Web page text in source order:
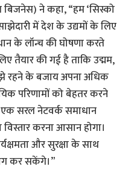
ने कहा, “हम ‘सिस्को
में देश के उद्यमों के लिए
के लॉन्च की घोषणा करते
तैयार की गई है ताकि उद्मम,
रहने के बजाय अपना अधिक
परिणामों को बेहतर करने
सरल नेटवर्क समाधान
करना आसान होगा।
और सुरक्षा के साथ
कर सकेंगे।”